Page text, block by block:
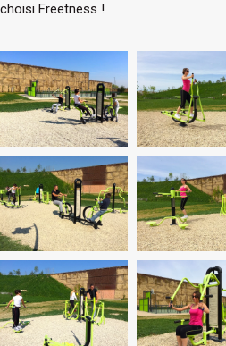
choisi Freetness !